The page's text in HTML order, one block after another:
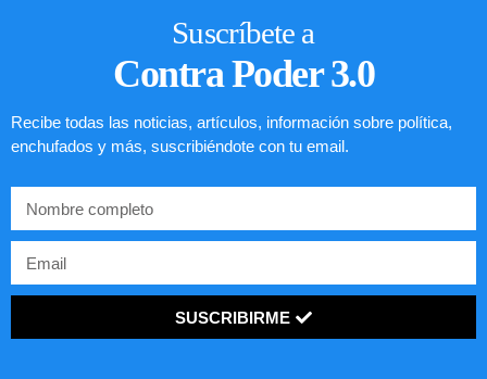
Comunistas no son bienvenidos en
EE.UU.
LEER ARTÍCULO...
Suscríbete a
Contra Poder 3.0
Recibe todas las noticias, artículos, información sobre política,
enchufados y más, suscribiéndote con tu email.
SUSCRIBIRME